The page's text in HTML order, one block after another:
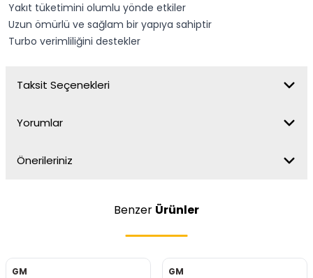
Yakıt tüketimini olumlu yönde etkiler
Uzun ömürlü ve sağlam bir yapıya sahiptir
Turbo verimliliğini destekler
Taksit Seçenekleri
Yorumlar
Önerileriniz
Benzer Ürünler
GM
GM